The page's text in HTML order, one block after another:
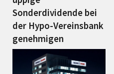
Sonderdividende bei
der Hypo-Vereinsbank
genehmigen